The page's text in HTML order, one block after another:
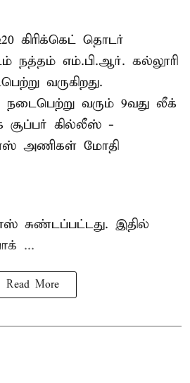
கிரிக்கெட் தொடர்
நத்தம் எம்.பி.ஆர். கல்லூரி
வருகிறது.
வரும் 9வது லீக்
சூப்பர் கில்லீஸ் -
அணிகள் மோதி
சுண்டப்பட்டது. இதில்
...
Read More